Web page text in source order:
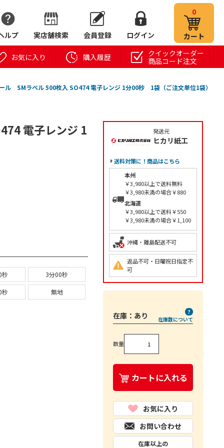
ルプ 実店舗検索 会員登録 ログイン
0
カート
お気に入り 購入履歴
クイックオーダー
商品コード注文
ル SMラベル 500枚入 SO474 電子レンジ 1分00秒 1袋（ご注文単位1袋）
電子レンジ 1
秒 3分00秒
秒 無地
発送元
ヒカリ紙工
送料対策に！商品はこちら
本州
￥3,980以上で送料無料
￥3,980未満の場合￥880
北海道
￥3,980以上で送料￥550
￥3,980未満の場合￥1,100
沖縄・離島配送不可
返品不可・日曜祝日指定不
可
在庫： あり 在庫数について
数量
カートに入れる
お気に入り
お問い合わせ
在庫以上の